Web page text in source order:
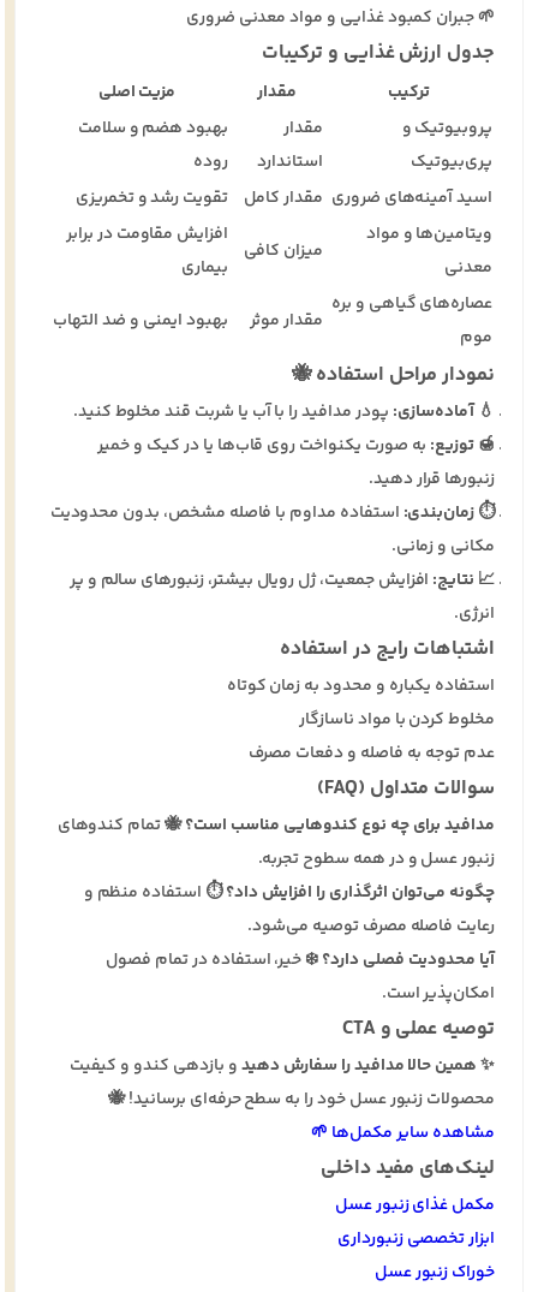
🌱 جبران کمبود غذایی و مواد معدنی ضروری
جدول ارزش غذایی و ترکیبات
ترکیب مقدار
مزیت اصلی
پروبیوتیک و
پری‌بیوتیک
مقدار
استاندارد
بهبود هضم و سلامت
روده
اسید آمینه‌های ضروری مقدار کامل
تقویت رشد و تخمریزی
ویتامین‌ها و مواد
معدنی
میزان کافی
افزایش مقاومت در برابر
بیماری
عصاره‌های گیاهی و بره
موم
مقدار موثر بهبود ایمنی و ضد التهاب
نمودار مراحل استفاده 🐝
💧 آماده‌سازی:پودر مدافید را با آب یا شربت قند مخلوط کنید.
🍯توزیع:به صورت یکنواخت روی قاب‌ها یا در کیک و خمیر
زنبورها قرار دهید.
⏱️زمان‌بندی:استفاده مداوم با فاصله مشخص، بدون محدودیت
مکانی و زمانی.
📈 نتایج:افزایش جمعیت، ژل رویال بیشتر، زنبورهای سالم و پر
انرژی.
اشتباهات رایج در استفاده
استفاده یکباره و محدود به زمان کوتاه
مخلوط کردن با مواد ناسازگار
عدم توجه به فاصله و دفعات مصرف
سوالات متداول (FAQ)
مدافید برای چه نوع کندوهایی مناسب است؟🐝 تمام کندوهای
زنبور عسل و در همه سطوح تجربه.
چگونه می‌توان اثرگذاری را افزایش داد؟⏱️ استفاده منظم و
رعایت فاصله مصرف توصیه می‌شود.
آیا محدودیت فصلی دارد؟❄️ خیر، استفاده در تمام فصول
امکان‌پذیر است.
توصیه عملی و CTA
✨همین حالا مدافید را سفارش دهیدو بازدهی کندو و کیفیت
محصولات زنبور عسل خود را به سطح حرفه‌ای برسانید! 🐝
مشاهده سایر مکمل‌ها 🌱
لینک‌های مفید داخلی
مکمل غذای زنبور عسل
ابزار تخصصی زنبورداری
خوراک زنبور عسل